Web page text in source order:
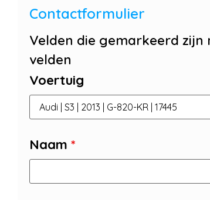
Contactformulier
Velden die gemarkeerd zijn
velden
Voertuig
Naam *